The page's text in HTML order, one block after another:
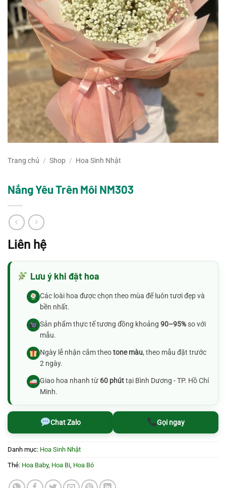
Trang chủ / Shop / Hoa Sinh Nhật
Nắng Yêu Trên Môi NM303
Liên hệ
Lưu ý khi đặt hoa
Các loài hoa được chọn theo mùa để luôn tươi đẹp và
bền nhất.
Sản phẩm thực tế tương đồng khoảng90–95%so với
mẫu.
Ngày lễ nhận cắm theotone màu, theo mẫu đặt trước
2 ngày.
Giao hoa nhanh từ 60 phúttại Bình Dương - TP. Hồ Chí
Minh.
Chat Zalo Gọi ngay
Danh mục: Hoa Sinh Nhật
Thẻ: Hoa Baby, Hoa Bi Hoa Bó